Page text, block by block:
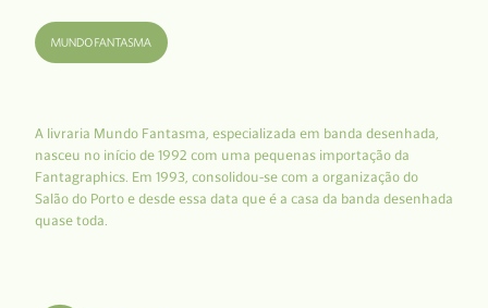
A livraria Mundo Fantasma, especializada em banda desenhada,
nasceu no início de 1992 com uma pequenas importação da
Fantagraphics. Em 1993, consolidou-se com a organização do
Salão do Porto e desde essa data que é a casa da banda desenhada
quase toda.